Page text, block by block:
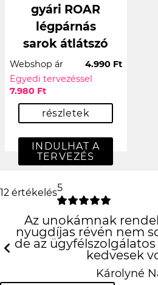
gyári ROAR
légpárnás
sarok átlátszó
Webshop ár
4.990 Ft
Egyedi tervezéssel
7.980 Ft
részletek
INDULHAT A
TERVEZÉS
12 értékelés5
Az unokámnak
nyugdíjas révén nem
de az
kedvesek
Károlyné
Previous